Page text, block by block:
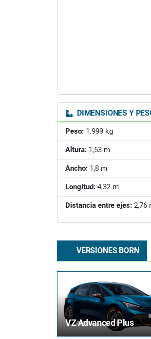
DIMENSIONES Y
Peso: 1.999 kg
Altura: 1,53 m
Ancho: 1,8 m
Longitud: 4,32 m
Distancia entre ejes: 2,76
VERSIONES BORN
VZ Advanced Plus